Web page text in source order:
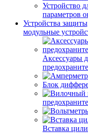
Устройство
параметров
Устройства
модульные
Аксессуары
Блок
Вставка